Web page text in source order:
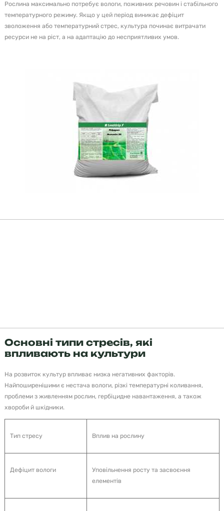
Рослина максимально потребує вологи, поживних речовин і стабільного
температурного режиму. Якщо у цей період виникає дефіцит
зволоження або температурний стрес, культура починає витрачати
ресурси не на ріст, а на адаптацію до несприятливих умов.
Основні типи стресів, які
впливають на культури
На розвиток культур впливає низка негативних факторів.
Найпоширенішими є нестача вологи, різкі температурні коливання,
проблеми з живленням рослин, гербіцидне навантаження, а також
хвороби й шкідники.
Тип стресу Вплив на рослину
Дефіцит вологи
Уповільнення росту та засвоєння
елементів